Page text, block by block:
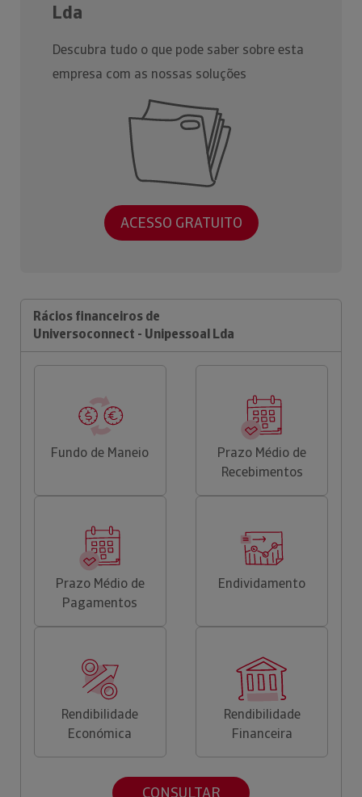
Lda
Descubra tudo o que pode saber sobre esta
empresa com as nossas soluções
ACESSO GRATUITO
Rácios financeiros de
Universoconnect - Unipessoal Lda
Fundo de Maneio
Prazo Médio de
Recebimentos
Prazo Médio de
Pagamentos
Endividamento
Rendibilidade
Económica
Rendibilidade
Financeira
CONSULTAR